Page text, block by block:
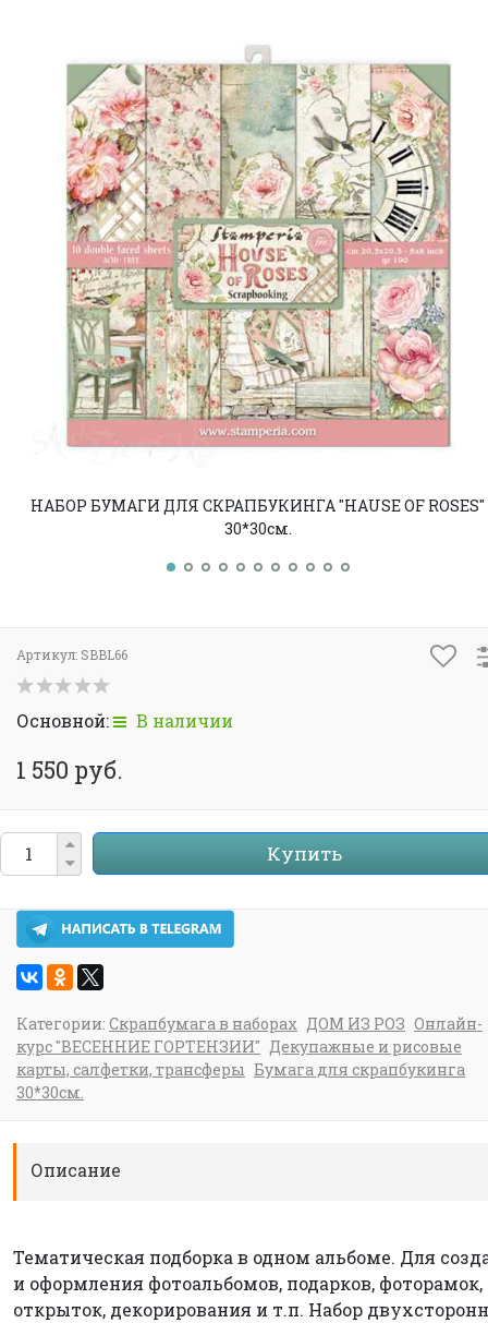
НАБОР БУМАГИ ДЛЯ СКРАПБУКИНГА "HAUSE OF ROSES"
30*30см.
Артикул: SBBL66
Основной: В наличии
1 550 руб.
Купить
Категории: Скрапбумага в наборах ДОМ ИЗ РОЗ Онлайн-
курс "ВЕСЕННИЕ ГОРТЕНЗИИ" Декупажные и рисовые
карты, салфетки, трансферы Бумага для скрапбукинга
30*30см.
Описание
Тематическая подборка в одном альбоме. Для
и оформления фотоальбомов, подарков, фоторамок,
открыток, декорирования и т.п. Набор